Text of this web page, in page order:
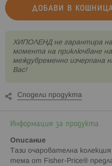
ДОБАВИ В
XИПОЛЕНД не гарантира
момента на приключване
междувременно изчерпана
Вас!
Сподели продукта
Информация за продукта
Описание
Тази очарователна
тема от Fisher-Price®